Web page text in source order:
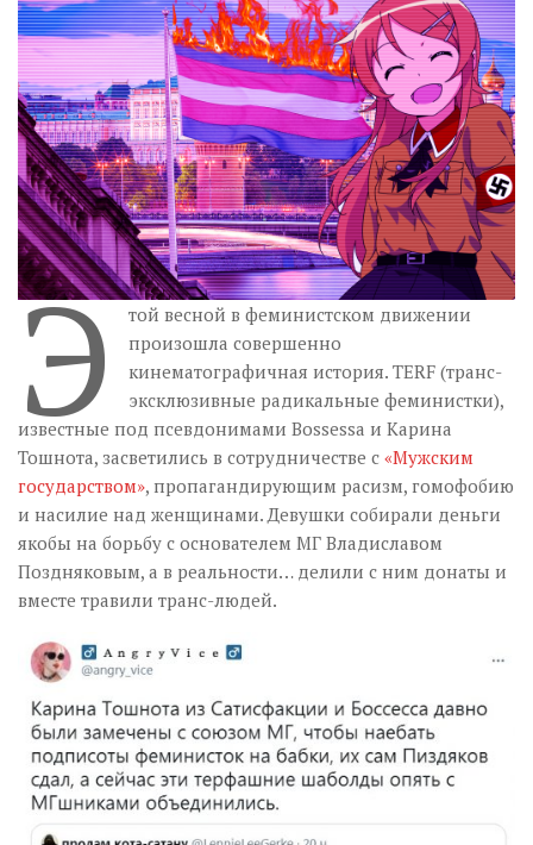
Візуальне
Научпоп
Головне
Цитати
Inter/antinational
Э
той весной в феминистском движении
произошла совершенно
кинематографичная история. TERF (транс-
эксклюзивные радикальные феминистки),
известные под псевдонимами Bossessa и Карина
Тошнота, засветились в сотрудничестве с «Мужским
государством», пропагандирующим расизм, гомофобию
и насилие над женщинами. Девушки собирали деньги
якобы на борьбу с основателем МГ Владиславом
Поздняковым, а в реальности… делили с ним донаты и
вместе травили транс-людей.